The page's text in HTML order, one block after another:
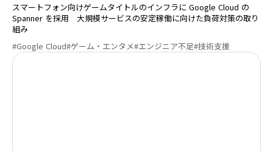
スマートフォン向けゲームタイトルのインフラに Google Cloud の
Spanner を採用 大規模サービスの安定稼働に向けた負荷対策の取り
組み
#Google Cloud#ゲーム・エンタメ#エンジニア不足#技術支援